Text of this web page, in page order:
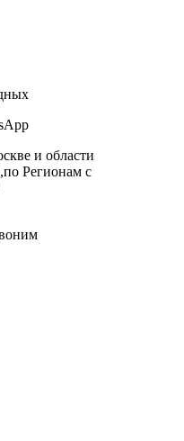
и области
Регионам с